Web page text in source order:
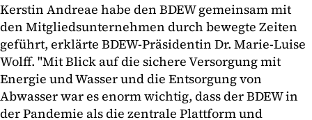
Kerstin Andreae habe den BDEW gemeinsam mit
den Mitgliedsunternehmen durch bewegte Zeiten
geführt, erklärte BDEW-Präsidentin Dr. Marie-Luise
Wolff. "Mit Blick auf die sichere Versorgung mit
Energie und Wasser und die Entsorgung von
Abwasser war es enorm wichtig, dass der BDEW in
der Pandemie als die zentrale Plattform und